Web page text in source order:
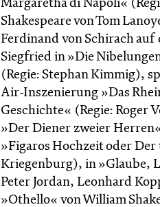
Margaretha di Napoli«
Shakespeare von Tom
Ferdinand von Schirach auf
Siegfried in »Die
(Regie: Stephan Kimmig),
Air-Inszenierung »Das
Geschichte« (Regie: Roger
»Der Diener zweier
»Figaros Hochzeit oder Der
Kriegenburg), in »Glaube,
Peter Jordan, Leonhard
»Othello« von William